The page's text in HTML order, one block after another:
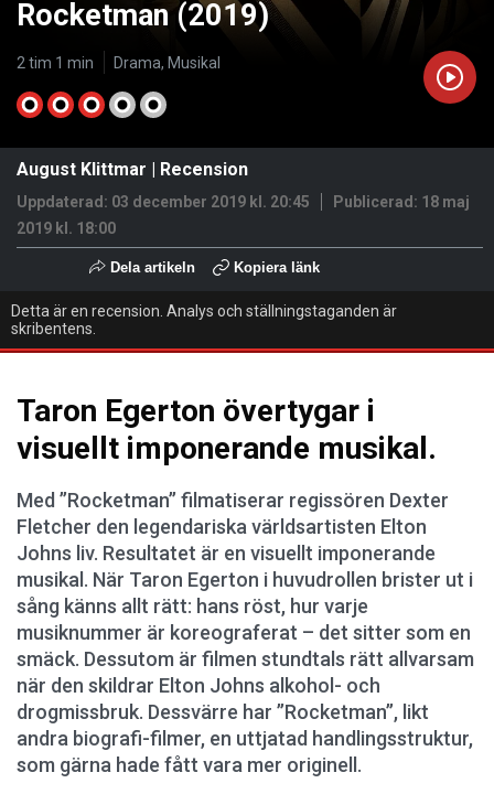
Rocketman (2019)
2 tim 1 min Drama, Musikal
August Klittmar | Recension
Uppdaterad: 03 december 2019 kl. 20:45 Publicerad: 18 maj
2019 kl. 18:00
Dela artikeln Kopiera länk
Detta är en recension. Analys och ställningstaganden är
skribentens.
Taron Egerton övertygar i
visuellt imponerande musikal.
Med ’’Rocketman’’ filmatiserar regissören Dexter
Fletcher den legendariska världsartisten Elton
Johns liv. Resultatet är en visuellt imponerande
musikal. När Taron Egerton i huvudrollen brister ut i
sång känns allt rätt: hans röst, hur varje
musiknummer är koreograferat – det sitter som en
smäck. Dessutom är filmen stundtals rätt allvarsam
när den skildrar Elton Johns alkohol- och
drogmissbruk. Dessvärre har ’’Rocketman’’, likt
andra biografi-filmer, en uttjatad handlingsstruktur,
som gärna hade fått vara mer originell.